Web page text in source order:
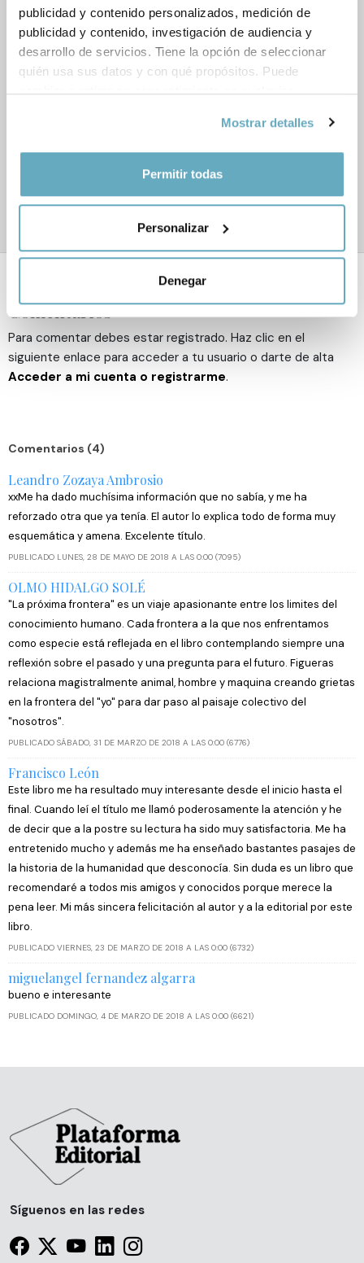
publicidad y contenido personalizados, medición de
publicidad y contenido, investigación de audiencia y
desarrollo de servicios. Tiene la opción de seleccionar
quién usa sus datos y con qué propósitos. Puede
cambiar o retirar su consentimiento en cualquier
Si lo permite, también quisiéramos:
geográfica que puede tener una precisión de varios
Identificar su dispositivo analizándolo activamente
datos personales y establezca sus preferencias en la
sección de datos
. Puede cambiar o retirar su
consentimiento en cualquier momento en la Declaración
el contenido y los anuncios, ofrecer funciones de redes
información sobre el uso que haga del sitio web con
nuestros partners de redes sociales, publicidad y análisis
web, quienes pueden combinarla con otra información
que les haya proporcionado o que hayan recopilado a
partir del uso que haya hecho de sus servicios.
Mostrar detalles
Permitir todas
Personalizar
Denegar
›
Comentarios
Para comentar debes estar registrado. Haz clic en el
siguiente enlace para acceder a tu usuario o darte de alta
Acceder a mi cuenta o registrarme.
Comentarios (4)
Leandro Zozaya Ambrosio
xxMe ha dado muchísima información que no sabía, y me ha
reforzado otra que ya tenía. El autor lo explica todo de forma muy
esquemática y amena. Excelente título.
PUBLICADO LUNES, 28 DE MAYO DE 2018 A LAS 0:00 (7095)
OLMO HIDALGO SOLÉ
"La próxima frontera" es un viaje apasionante entre los limites del
conocimiento humano. Cada frontera a la que nos enfrentamos
como especie está reflejada en el libro contemplando siempre una
reflexión sobre el pasado y una pregunta para el futuro. Figueras
relaciona magistralmente animal, hombre y maquina creando grietas
en la frontera del "yo" para dar paso al paisaje colectivo del
"nosotros".
PUBLICADO SÁBADO, 31 DE MARZO DE 2018 A LAS 0:00 (6776)
Francisco León
Este libro me ha resultado muy interesante desde el inicio hasta el
final. Cuando leí el título me llamó poderosamente la atención y he
de decir que a la postre su lectura ha sido muy satisfactoria. Me ha
entretenido mucho y además me ha enseñado bastantes pasajes de
la historia de la humanidad que desconocía. Sin duda es un libro que
recomendaré a todos mis amigos y conocidos porque merece la
pena leer. Mi más sincera felicitación al autor y a la editorial por este
libro.
PUBLICADO VIERNES, 23 DE MARZO DE 2018 A LAS 0:00 (6732)
miguelangel fernandez algarra
bueno e interesante
PUBLICADO DOMINGO, 4 DE MARZO DE 2018 A LAS 0:00 (6621)
Síguenos en las redes